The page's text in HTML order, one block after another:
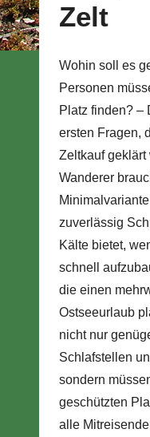
Zelt
Wohin soll es
Personen
Platz finden? –
ersten Fragen,
Zeltkauf geklärt
Wanderer
zuverlässig
Kälte bietet,
schnell
die einen
Ostseeurlaub
nicht nur
Schlafstellen
sondern
geschützten
alle